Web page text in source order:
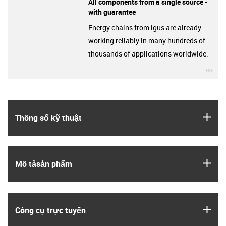
Thông số kỹ thuật
Mô tả­sản phẩm
Công cụ trực tuyến
with guarantee
Energy chains from igus are already
working reliably in many hundreds of
thousands of applications worldwide.